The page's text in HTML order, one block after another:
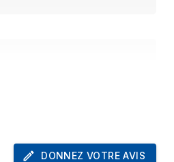
DONNEZ VOTRE AVIS